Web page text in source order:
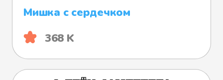
Мишка с сердечком
368 K